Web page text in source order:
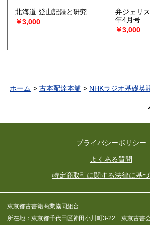
北海道 登山記録と研究
￥3,000
弁ジェリ
年4月号
￥3,000
ホーム 古本配達本舗 NHKラジオ基礎英
プライバシーポリシー
よくある質問
特定商取引に関する法律に基
東京都古書籍商業協同組合
所在地：東京都千代田区神田小川町3-22 東京古書